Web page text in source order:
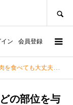
イン 会員登録
どの部位を与えていい？アレルギーなど注意点を解説
の部位を与